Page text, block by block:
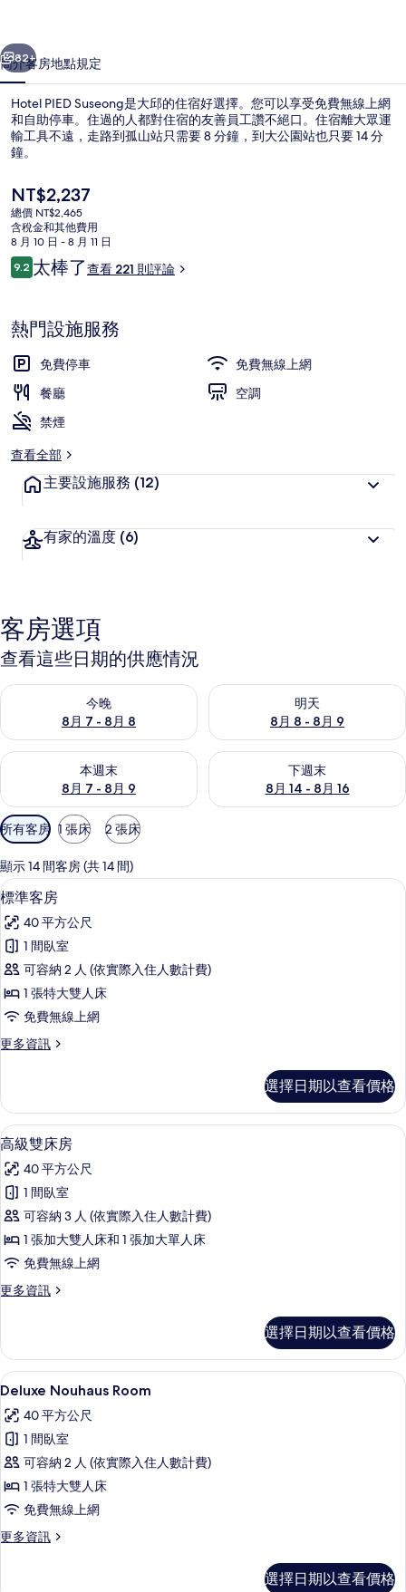
個 下一個
82+
簡介客房地點規定
Hotel PIED Suseong是大邱的住宿好選擇。您可以享受免費無線上網
和自助停車。住過的人都對住宿的友善員工讚不絕口。住宿離大眾運
輸工具不遠，走路到孤山站只需要 8 分鐘，到大公園站也只要 14 分
鐘。
目
前
的
價
格
是
NT$2,237
總價 NT$2,465
含稅金和其他費用
8 月 10 日 - 8 月 11 日
評
論
9.29.2 分，滿分 10 分，
太棒了查看 221 則評論
熱門設施服務
免費停車
免費無線上網
餐廳
空調
禁煙
查看全部
主要設施服務 (12)
有家的溫度 (6)
客房選項
查看這些日期的供應情況
今晚
8月 7 - 8月 8
查看今晚 (8月 7 - 8月 8) 的供應情況
明天
8月 8 - 8月 9
查看明天 (8月 8 - 8月 9) 的供
本週末
8月 7 - 8月 9
查看本週末 (8月 7 - 8月 9) 的供應情況
下週末
8月 14 - 8月 16
查看下週末 (8月 14 - 8月 16)
可
用
的
客
房
篩
選
條
所有客房 1 張床 2 張床
顯示 14 間客房 (共 14 間)
顯
示
標
準
客
房
所
相
片
高級寢具、羽絨被、客房內保險箱、書
6
標準客房
40 平方公尺
1 間臥室
可容納 2 人 (依實際入住人數計費)
1 張特大雙人床
免費無線上網
更多資訊
更
客
房
的
情
選擇日期以查看價格
顯
示
高
級
雙
床
的
有
相
片
高級雙床房 | 高級寢具、羽絨被、客
5
高級雙床房
40 平方公尺
1 間臥室
可容納 3 人 (依實際入住人數計費)
1 張加大雙人床和 1 張加大單人床
免費無線上網
更多資訊
更
雙
床
房
詳
情
選擇日期以查看價格
顯
示
Deluxe
Nouhaus
Room
的
所
有
Deluxe Nouhaus Room | 高級寢具、
6
Deluxe Nouhaus Room
40 平方公尺
1 間臥室
可容納 2 人 (依實際入住人數計費)
1 張特大雙人床
免費無線上網
更多資訊
更
選擇日期以查看價格